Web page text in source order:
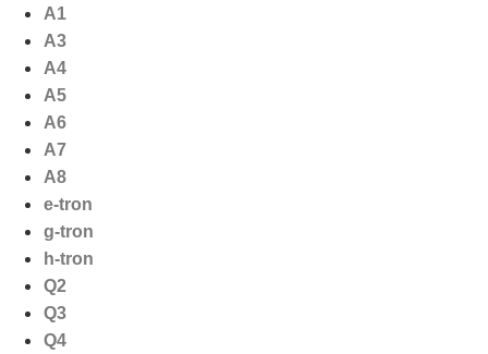
naar
inhoud
A1
A3
A4
A5
A6
A7
A8
e-tron
g-tron
h-tron
Q2
Q3
Q4